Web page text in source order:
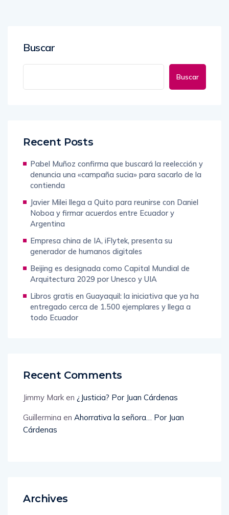
Buscar
Buscar
Recent Posts
Pabel Muñoz confirma que buscará la reelección y
denuncia una «campaña sucia» para sacarlo de la
contienda
Javier Milei llega a Quito para reunirse con Daniel
Noboa y firmar acuerdos entre Ecuador y
Argentina
Empresa china de IA, iFlytek, presenta su
generador de humanos digitales
Beijing es designada como Capital Mundial de
Arquitectura 2029 por Unesco y UIA
Libros gratis en Guayaquil: la iniciativa que ya ha
entregado cerca de 1.500 ejemplares y llega a
todo Ecuador
Recent Comments
Jimmy Mark en ¿Justicia? Por Juan Cárdenas
Guillermina en Ahorrativa la señora… Por Juan
Cárdenas
Archives